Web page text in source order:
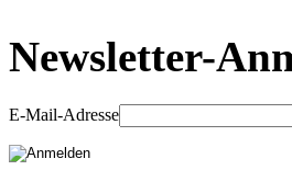
Newsletter-
E-Mail-Adresse